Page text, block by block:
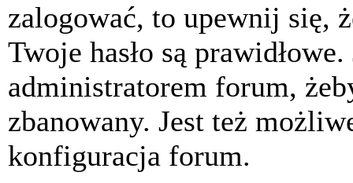
zalogować, to upewnij się,
Twoje hasło są
administratorem forum,
zbanowany. Jest też
konfiguracja forum.